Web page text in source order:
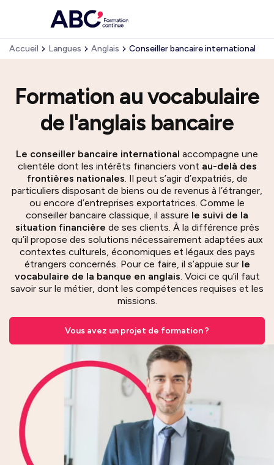
Accueil Langues Anglais Conseiller bancaire international
Formation au vocabulaire
de l'anglais bancaire
Le conseiller bancaire international accompagne une
clientèle dont les intérêts financiers vont au-delà des
frontières nationales. Il peut s’agir d’expatriés, de
particuliers disposant de biens ou de revenus à l’étranger,
ou encore d’entreprises exportatrices. Comme le
conseiller bancaire classique, il assure le suivi de la
situation financière de ses clients. À la différence près
qu’il propose des solutions nécessairement adaptées aux
contextes culturels, économiques et légaux des pays
étrangers concernés. Pour ce faire, il s’appuie surle
vocabulaire de la banque en anglais. Voici ce qu’il faut
savoir sur le métier, dont les compétences requises et les
missions.
Vous avez un projet de formation ?